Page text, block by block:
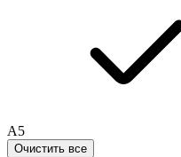
A5
Очистить все